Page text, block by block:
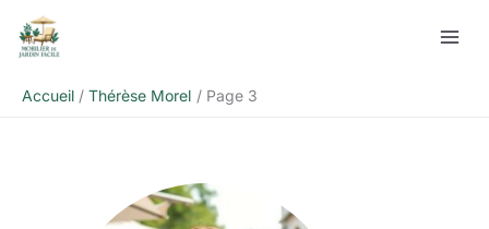
Accueil
Thérèse Morel Page 3